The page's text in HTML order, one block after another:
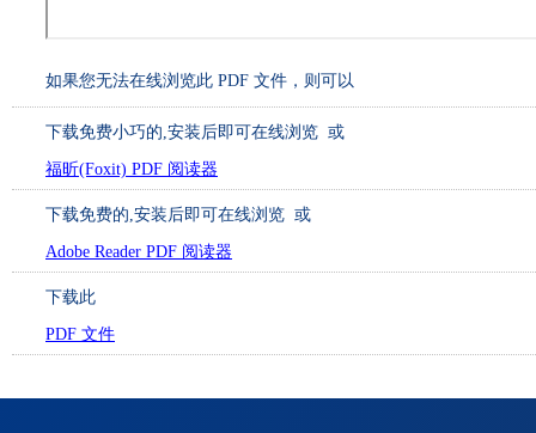
如果您无法在线浏览此 PDF 文件，则可以
下载免费小巧的
福昕(Foxit) PDF 阅读器
,安装后即可在线浏览 或
下载免费的
Adobe Reader PDF 阅读器
,安装后即可在线浏览 或
下载此
PDF 文件